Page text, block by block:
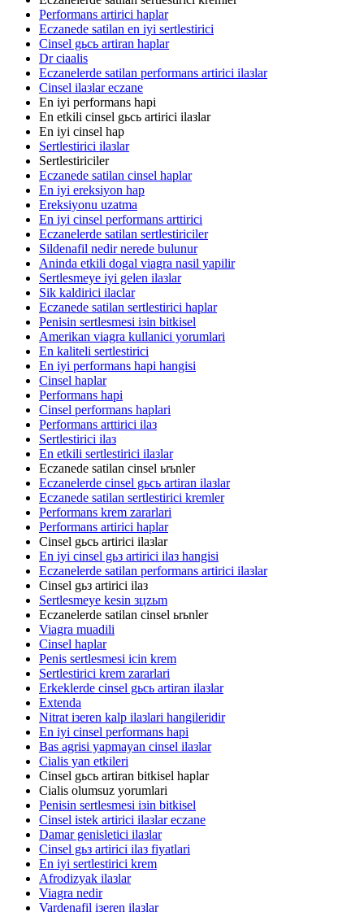
Performans artirici haplar
Eczanede satilan en iyi sertlestirici
Cinsel gьcь artiran haplar
Dr ciaalis
Eczanelerde satilan performans artirici ilaзlar
Cinsel ilaзlar eczane
En iyi performans hapi
En etkili cinsel gьcь artirici ilaзlar
En iyi cinsel hap
Sertlestirici ilaзlar
Sertlestiriciler
Eczanede satilan cinsel haplar
En iyi ereksiyon hap
Ereksiyonu uzatma
En iyi cinsel performans arttirici
Eczanelerde satilan sertlestiriciler
Sildenafil nedir nerede bulunur
Aninda etkili dogal viagra nasil yapilir
Sertlesmeye iyi gelen ilaзlar
Sik kaldirici ilaclar
Eczanede satilan sertlestirici haplar
Penisin sertlesmesi iзin bitkisel
Amerikan viagra kullanici yorumlari
En kaliteli sertlestirici
En iyi performans hapi hangisi
Cinsel haplar
Performans hapi
Cinsel performans haplari
Performans arttirici ilaз
Sertlestirici ilaз
En etkili sertlestirici ilaзlar
Eczanede satilan cinsel ьrьnler
Eczanelerde cinsel gьcь artiran ilaзlar
Eczanede satilan sertlestirici kremler
Performans krem zararlari
Performans artirici haplar
Cinsel gьcь artirici ilaзlar
En iyi cinsel gьз artirici ilaз hangisi
Eczanelerde satilan performans artirici ilaзlar
Cinsel gьз artirici ilaз
Sertlesmeye kesin зцzьm
Eczanelerde satilan cinsel ьrьnler
Viagra muadili
Cinsel haplar
Penis sertlesmesi icin krem
Sertlestirici krem zararlari
Erkeklerde cinsel gьcь artiran ilaзlar
Extenda
Nitrat iзeren kalp ilaзlari hangileridir
En iyi cinsel performans hapi
Bas agrisi yapmayan cinsel ilaзlar
Cialis yan etkileri
Cinsel gьcь artiran bitkisel haplar
Cialis olumsuz yorumlari
Penisin sertlesmesi iзin bitkisel
Cinsel istek artirici ilaзlar eczane
Damar genisletici ilaзlar
Cinsel gьз artirici ilaз fiyatlari
En iyi sertlestirici krem
Afrodizyak ilaзlar
Viagra nedir
Vardenafil iзeren ilaзlar